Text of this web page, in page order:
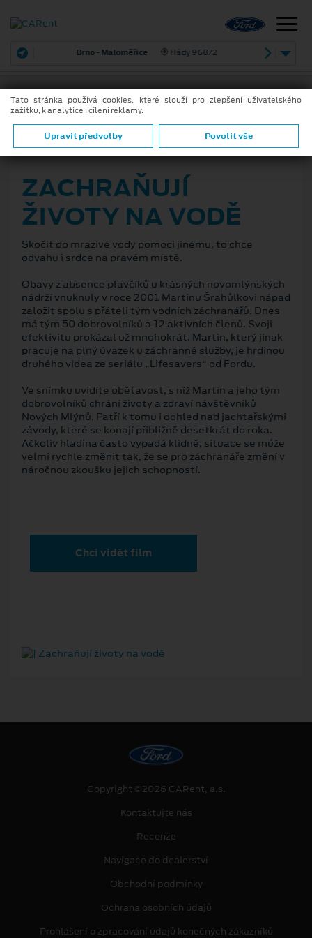
Brno - Maloměřice Hády 968/2
21. 6. 2021
ZACHRAŇUJÍ
ŽIVOTY NA VODĚ
Skočit do mrazivé vody pomoci jinému, to chce
odvahu i srdce na pravém místě.
Obavy z absence plavčíků u krásných novomlýnských
nádrží vnuknuly v roce 2001 Martinu Šrahůlkovi nápad
založit spolu s přáteli tým vodních záchranářů. Dnes
má tým 50 dobrovolníků a 12 aktivních členů. Svoji
efektivitu prokázal už mnohokrát. Martin, který jinak
pracuje na plný úvazek u záchranné služby, je hrdinou
druhého videa ze seriálu „Lifesavers“ od Fordu.
Ve snímku uvidíte obětavost, s níž Martin a jeho tým
dobrovolníků chrání životy a zdraví návštěvníků
Nových Mlýnů. Patří k tomu i dohled nad jachtařskými
závody, které se konají přibližně desetkrát do roka.
Ačkoliv hladina často vypadá klidně, situace se může
velmi rychle změnit tak, že se pro záchranáře změní v
náročnou zkoušku jejich schopností.
Chci vidět film
Copyright ©2026 CARent, a.s.
Kontaktujte nás
Recenze
Navigace do dealerství
Obchodní podmínky
Ochrana osobních údajů
Prohlášení o zpracování údajů konečných zákazníků
Tato stránka používá cookies, které slouží pro zlepšení uživatelského
zážitku, k analytice i cílení reklamy.
Upravit předvolby Povolit vše